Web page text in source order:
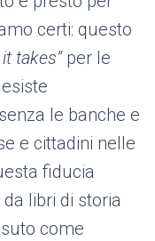
certi: questo
takes”per le
le banche e
e cittadini nelle
fiducia
libri di storia
come